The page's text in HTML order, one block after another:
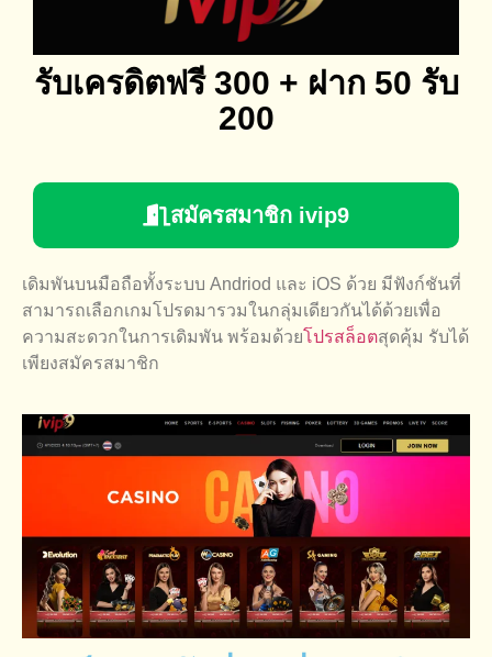
รับเครดิตฟรี 300 + ฝาก 50 รับ
200
สมัครสมาชิก ivip9
เดิมพันบนมือถือทั้งระบบ Andriod และ iOS ด้วย มีฟังก์ชันที่
สามารถเลือกเกมโปรดมารวมในกลุ่มเดียวกันได้ด้วยเพื่อ
ความสะดวกในการเดิมพัน พร้อมด้วยโปรสล็อตสุดคุ้ม รับได้
เพียงสมัครสมาชิก